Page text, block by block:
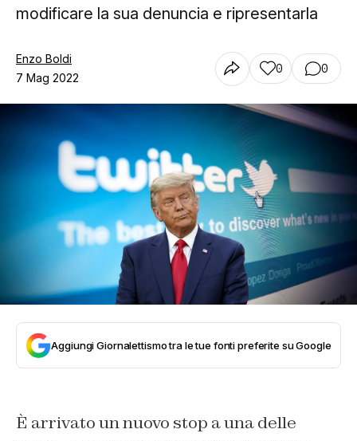
modificare la sua denuncia e ripresentarla
Enzo Boldi
7 Mag 2022
0 0
Aggiungi Giornalettismo tra le tue fonti preferite su Google
È arrivato un nuovo stop a una delle